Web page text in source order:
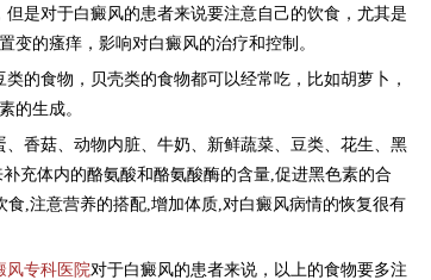
对于白癜风的患者来说要注意自己的饮食，尤其是
变的瘙痒，影响对白癜风的治疗和控制。
食物，贝壳类的食物都可以经常吃，比如胡萝卜，
的生成。
菇、动物内脏、牛奶、新鲜蔬菜、豆类、花生、黑
充体内的酪氨酸和酪氨酸酶的含量,促进黑色素的合
,注意营养的搭配,增加体质,对白癜风病情的恢复很有
风专科医院对于白癜风的患者来说，以上的食物要多注